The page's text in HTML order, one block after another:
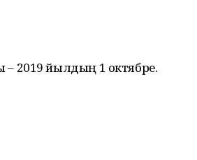
2019 йылдың 1 октябре.